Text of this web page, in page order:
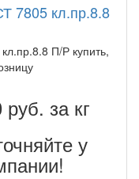
7805 кл.пр.8.8
П/Р купить,
руб. за кг
у